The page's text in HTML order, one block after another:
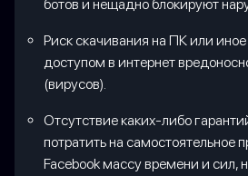
ботов и нещадно блокируют
Риск скачивания на ПК или
доступом в интернет
(вирусов).
Отсутствие каких-либо
потратить на самостоятельное
Facebook массу времени и сил,